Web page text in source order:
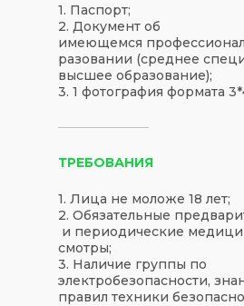
ТРЕБОВАНИЯ
1. Паспорт;
2. Документ об
имеющемся
разовании (среднее
высшее образование);
3. 1 фотография формата
1. Лица не моложе 18 лет;
2. Обязательные
и периодические
смотры;
3. Наличие группы по
электробезопасности,
правил техники